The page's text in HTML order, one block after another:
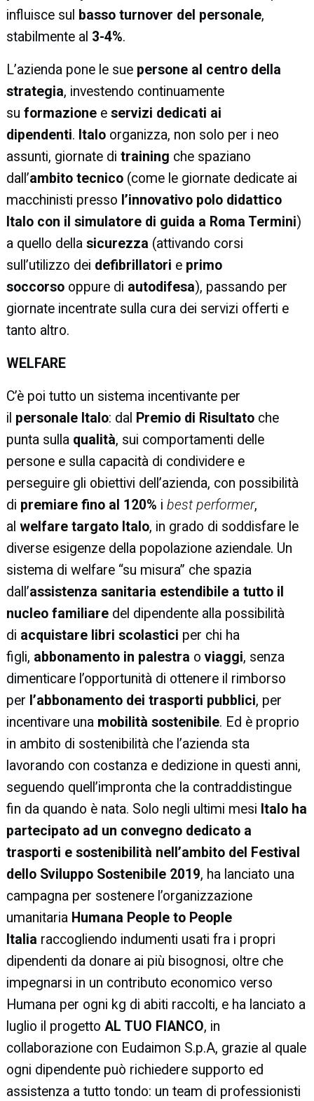
influisce sul basso turnover del personale,
stabilmente al 3-4%.
L’azienda pone le sue persone al centro della
strategia, investendo continuamente
suformazione eservizi dedicati ai
dipendenti. Italo organizza, non solo per i neo
assunti, giornate ditraining che spaziano
dall’ambito tecnico (come le giornate dedicate ai
macchinisti presso l’innovativo polo didattico
Italo con il simulatore di guida a Roma Termini)
a quello dellasicurezza (attivando corsi
sull’utilizzo dei defibrillatori e primo
soccorso oppure di autodifesa), passando per
giornate incentrate sulla cura dei servizi offerti e
tanto altro.
WELFARE
C’è poi tutto un sistema incentivante per
il personale Italo: dal Premio di Risultato che
punta sulla qualità, sui comportamenti delle
persone e sulla capacità di condividere e
perseguire gli obiettivi dell’azienda, con possibilità
di premiare fino al 120% ibest performer,
alwelfare targato Italo, in grado di soddisfare le
diverse esigenze della popolazione aziendale. Un
sistema di welfare “su misura” che spazia
dall’assistenza sanitaria estendibile a tutto il
nucleo familiare del dipendente alla possibilità
di acquistare libri scolastici per chi ha
figli, abbonamento in palestra oviaggi, senza
dimenticare l’opportunità di ottenere il rimborso
per l’abbonamento dei trasporti pubblici, per
incentivare una mobilità sostenibile. Ed è proprio
in ambito di sostenibilità che l’azienda sta
lavorando con costanza e dedizione in questi anni,
seguendo quell’impronta che la contraddistingue
fin da quando è nata. Solo negli ultimi mesi Italo ha
partecipato ad un convegno dedicato a
trasporti e sostenibilità nell’ambito del Festival
dello Sviluppo Sostenibile 2019, ha lanciato una
campagna per sostenere l’organizzazione
umanitaria Humana People to People
Italia raccogliendo indumenti usati fra i propri
dipendenti da donare ai più bisognosi, oltre che
impegnarsi in un contributo economico verso
Humana per ogni kg di abiti raccolti, e ha lanciato a
luglio il progettoAL TUO FIANCO, in
collaborazione con Eudaimon S.p.A, grazie al quale
ogni dipendente può richiedere supporto ed
assistenza a tutto tondo: un team di professionisti